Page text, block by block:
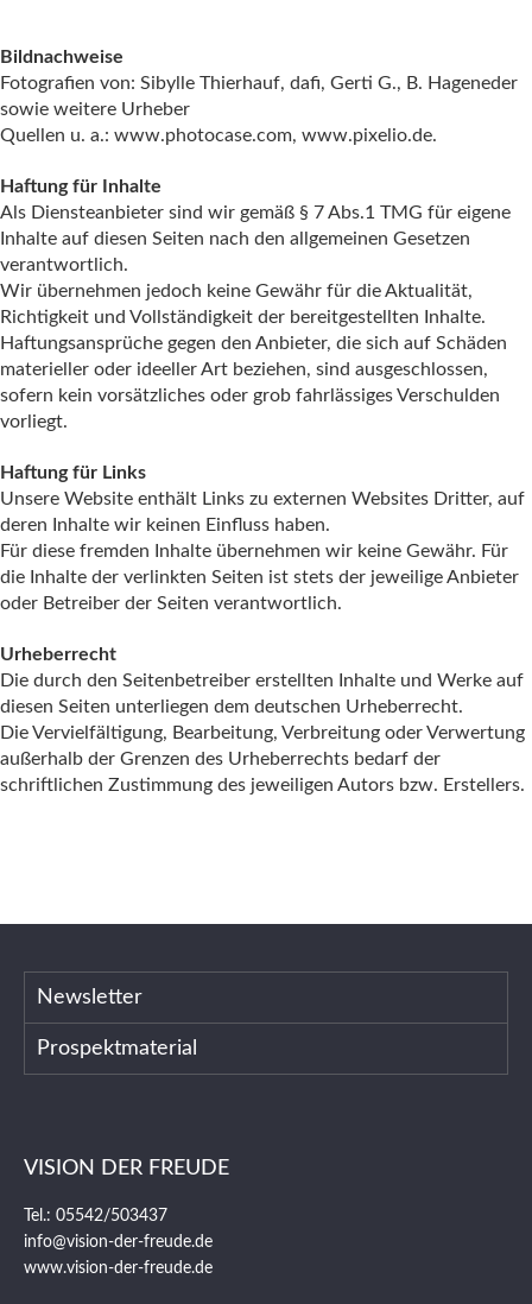
Bildnachweise
Fotografien von: Sibylle Thierhauf, dafi, Gerti G., B. Hageneder
sowie weitere Urheber
Quellen u. a.: www.photocase.com, www.pixelio.de.
Haftung für Inhalte
Als Diensteanbieter sind wir gemäß § 7 Abs.1 TMG für eigene
Inhalte auf diesen Seiten nach den allgemeinen Gesetzen
verantwortlich.
Wir übernehmen jedoch keine Gewähr für die Aktualität,
Richtigkeit und Vollständigkeit der bereitgestellten Inhalte.
Haftungsansprüche gegen den Anbieter, die sich auf Schäden
materieller oder ideeller Art beziehen, sind ausgeschlossen,
sofern kein vorsätzliches oder grob fahrlässiges Verschulden
vorliegt.
Haftung für Links
Unsere Website enthält Links zu externen Websites Dritter, auf
deren Inhalte wir keinen Einfluss haben.
Für diese fremden Inhalte übernehmen wir keine Gewähr. Für
die Inhalte der verlinkten Seiten ist stets der jeweilige Anbieter
oder Betreiber der Seiten verantwortlich.
Urheberrecht
Die durch den Seitenbetreiber erstellten Inhalte und Werke auf
diesen Seiten unterliegen dem deutschen Urheberrecht.
Die Vervielfältigung, Bearbeitung, Verbreitung oder Verwertung
außerhalb der Grenzen des Urheberrechts bedarf der
schriftlichen Zustimmung des jeweiligen Autors bzw. Erstellers.
Newsletter
Prospektmaterial
VISION DER FREUDE
Tel.: 05542/503437
info@vision-der-freude.de
www.vision-der-freude.de